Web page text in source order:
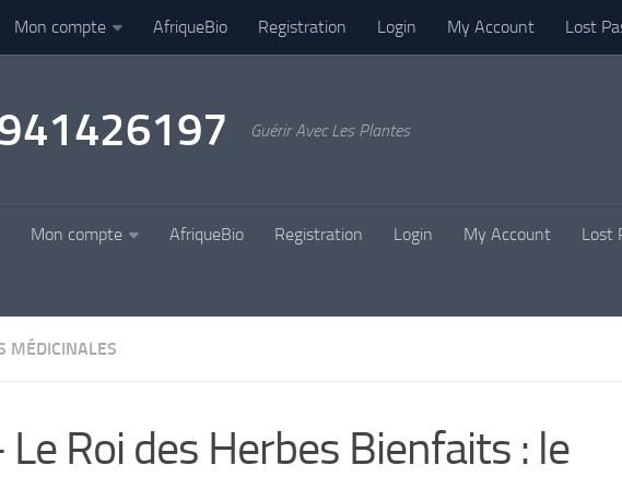
Mon compte AfriqueBio Registration Login My Account Lost
Guérir Avec Les Plantes
Mon compte AfriqueBio Registration Login My Account Lost
MÉDICINALES
Roi des Herbes Bienfaits : le